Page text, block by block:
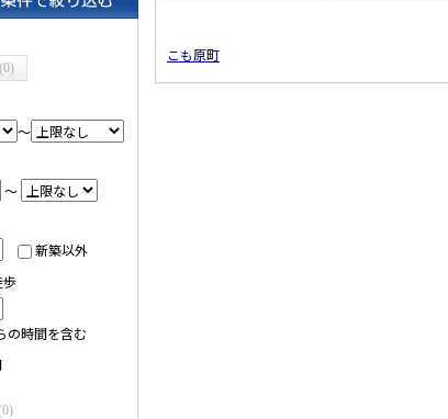
絞り込む
～
～
新築以外
歩
の時間を含む
こも原町